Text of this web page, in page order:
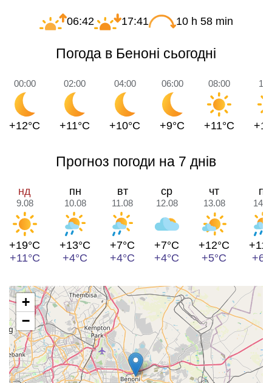
06:42 17:41 10 h 58 min
Погода в Беноні сьогодні
00:00
+12°C
02:00
+11°C
04:00
+10°C
06:00
+9°C
08:00
+11°C
Прогноз погоди на 7 днів
нд
9.08
+19°C
+11°C
пн
10.08
+13°C
+4°C
вт
11.08
+7°C
+4°C
ср
12.08
+7°C
+4°C
чт
13.08
+12°C
+5°C
пт
+
−